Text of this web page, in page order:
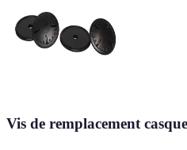
Vis de remplacement